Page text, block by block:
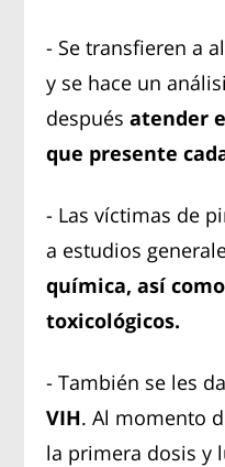
- Se transfieren a
y se hace un
después atender
que presente
- Las víctimas de
a estudios
química, así
toxicológicos.
- También se les
VIH. Al momento
la primera dosis y